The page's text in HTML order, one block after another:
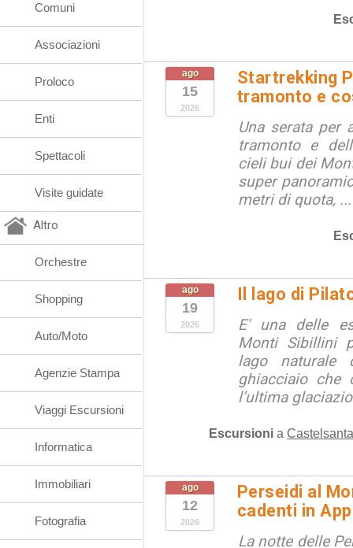
ago
15
2026
Startrekking
tramonto e
Una serata per
tramonto e
cieli bui dei
super
metri di quota, ...
ago
19
2026
Il lago di
E' una delle
Monti Sibillini
lago naturale
ghiacciaio che
l’ultima
Escursioni a
ago
12
2026
Perseidi al
cadenti in
La notte delle
Comuni
Associazioni
Proloco
Enti
Spettacoli
Visite guidate
Altro
Orchestre
Shopping
Auto/Moto
Agenzie Stampa
Viaggi Escursioni
Informatica
Immobiliari
Fotografia